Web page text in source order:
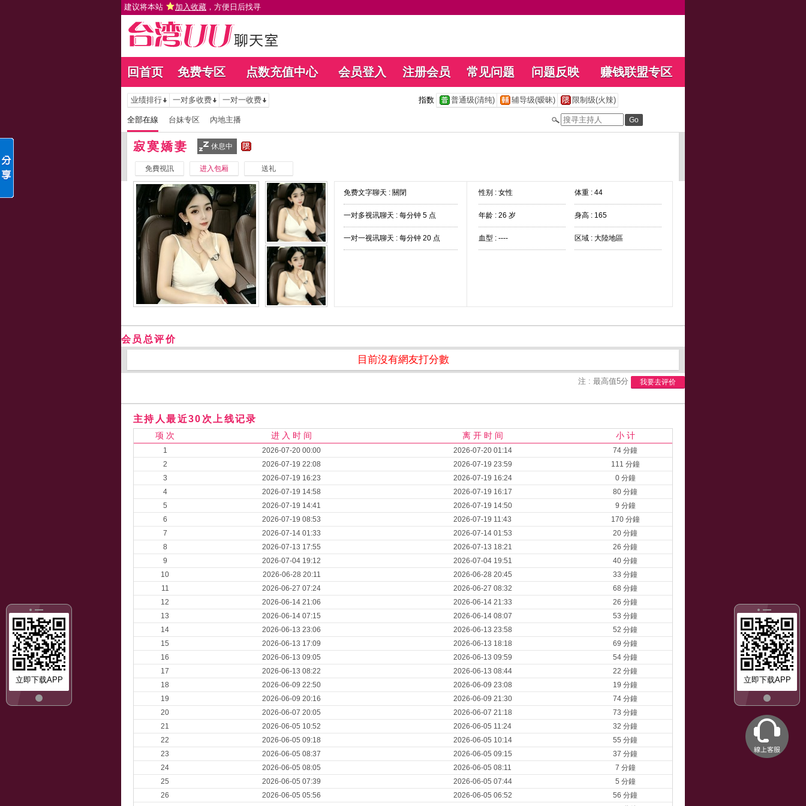
建议将本站 加入收藏 ，方便日后找寻
回首页 免费专区 点数充值中心 会员登入 注册会员 常见问题 问题反映 赚钱联盟专区
立即下载APP
立即下载APP
业绩排行 一对多收费 一对一收费 指数 普通级(清纯) 辅导级(暧昧) 限制级(火辣)
全部在線 台妹专区 內地主播
寂寞嬌妻 休息中
免費視訊 进入包厢 送礼
免费文字聊天 : 關閉
一对多视讯聊天 : 每分钟 5 点
一对一视讯聊天 : 每分钟 20 点
性别 : 女性 体重 : 44
年龄 : 26 岁 身高 : 165
血型 : ---- 区域 : 大陸地區
会员总评价
目前沒有網友打分數
注 : 最高值5分 我要去评价
主持人最近30次上线记录
项 次 进 入 时 间 离 开 时 间 小 计
1 2026-07-20 00:00 2026-07-20 01:14
74 分鐘
2
2026-07-19 22:08 2026-07-19 23:59
111 分鐘
3
2026-07-19 16:23 2026-07-19 16:24
0 分鐘
4
2026-07-19 14:58 2026-07-19 16:17
80 分鐘
5
2026-07-19 14:41 2026-07-19 14:50
9 分鐘
6
2026-07-19 08:53 2026-07-19 11:43
170 分鐘
7
2026-07-14 01:33 2026-07-14 01:53
20 分鐘
8
2026-07-13 17:55 2026-07-13 18:21
26 分鐘
9
2026-07-04 19:12 2026-07-04 19:51
40 分鐘
10
2026-06-28 20:11 2026-06-28 20:45
33 分鐘
11
2026-06-27 07:24 2026-06-27 08:32
68 分鐘
12
2026-06-14 21:06 2026-06-14 21:33
26 分鐘
13
2026-06-14 07:15 2026-06-14 08:07
53 分鐘
14
2026-06-13 23:06 2026-06-13 23:58
52 分鐘
15
2026-06-13 17:09 2026-06-13 18:18
69 分鐘
16
2026-06-13 09:05 2026-06-13 09:59
54 分鐘
17
2026-06-13 08:22 2026-06-13 08:44
22 分鐘
18
2026-06-09 22:50 2026-06-09 23:08
19 分鐘
19
2026-06-09 20:16 2026-06-09 21:30
74 分鐘
20
2026-06-07 20:05 2026-06-07 21:18
73 分鐘
21
2026-06-05 10:52 2026-06-05 11:24
32 分鐘
22
2026-06-05 09:18 2026-06-05 10:14
55 分鐘
23
2026-06-05 08:37 2026-06-05 09:15
37 分鐘
24
2026-06-05 08:05 2026-06-05 08:11
7 分鐘
25
2026-06-05 07:39 2026-06-05 07:44
5 分鐘
26
2026-06-05 05:56 2026-06-05 06:52
56 分鐘